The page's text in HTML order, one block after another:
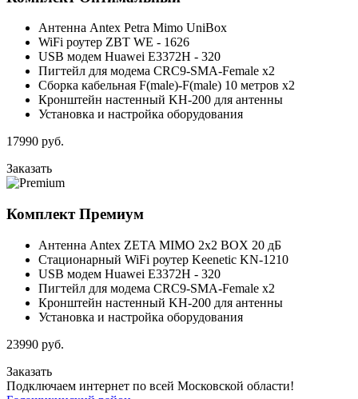
Антенна Antex Petra Mimo UniBox
WiFi роутер ZBT WE - 1626
USB модем Huawei E3372H - 320
Пигтейл для модема CRC9-SMA-Female x2
Сборка кабельная F(male)-F(male) 10 метров x2
Кронштейн настенный KH-200 для антенны
Установка и настройка оборудования
17990 руб.
Заказать
КомплектПремиум
Антенна Antex ZETA MIMO 2x2 BOX 20 дБ
Стационарный WiFi роутер Keenetic KN-1210
USB модем Huawei E3372H - 320
Пигтейл для модема CRC9-SMA-Female x2
Кронштейн настенный KH-200 для антенны
Установка и настройка оборудования
23990 руб.
Заказать
Подключаем интернет по всей Московской области!